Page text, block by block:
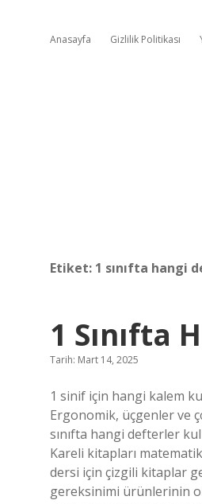
Anasayfa Gizlilik Politikası
Etiket: 1 sınıfta hangi
1 Sınıfta
Tarih: Mart 14, 2025
1 sinif için hangi kalem
Ergonomik, üçgenler ve
sınıfta hangi defterler
Kareli kitapları
dersi için çizgili kitaplar
gereksinimi ürünlerinin